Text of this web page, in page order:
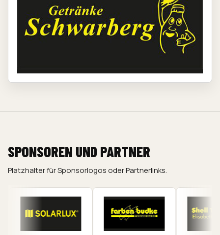
SPONSOREN UND PARTNER
Platzhalter für Sponsorlogos oder Partnerlinks.